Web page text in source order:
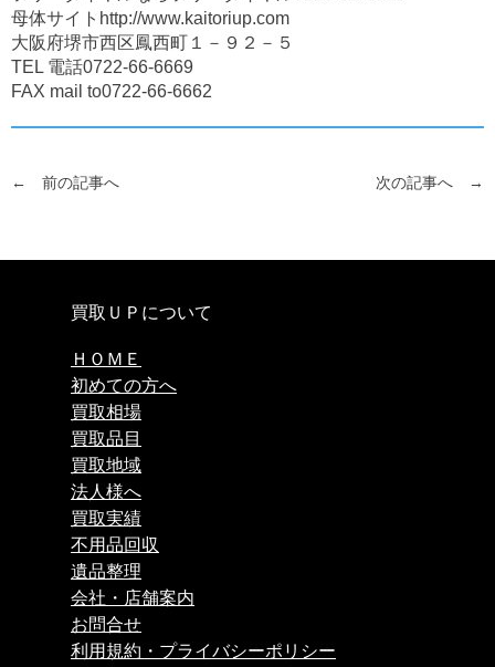
母体サイトhttp://www.kaitoriup.com
大阪府堺市西区鳳西町１－９２－５
TEL 電話0722-66-6669
FAX mail to0722-66-6662
← 前の記事へ 次の記事へ →
買取ＵＰについて
ＨＯＭＥ
初めての方へ
買取相場
買取品目
買取地域
法人様へ
買取実績
不用品回収
遺品整理
会社・店舗案内
お問合せ
利用規約・プライバシーポリシー